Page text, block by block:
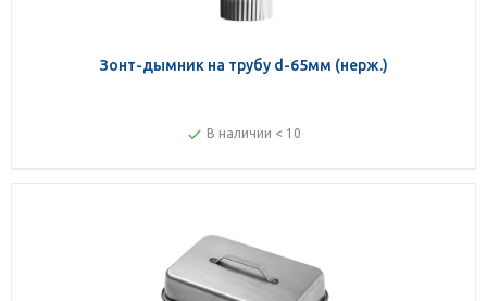
Зонт-дымник на трубу d-65мм (нерж.)
В наличии < 10